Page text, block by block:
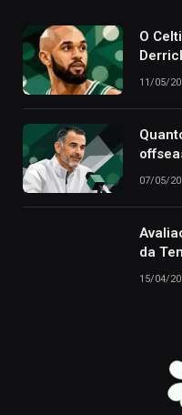
O
11/05/
07/05/
da
15/04/